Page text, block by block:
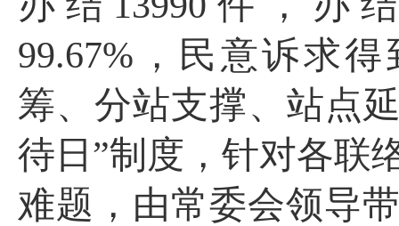
99.67% ，民意诉求
筹、分站支撑、站点
待日”制度，针对各联
难题，由常委会领导